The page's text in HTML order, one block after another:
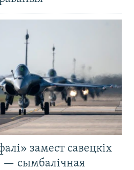
замест савецкіх
— сымбалічная